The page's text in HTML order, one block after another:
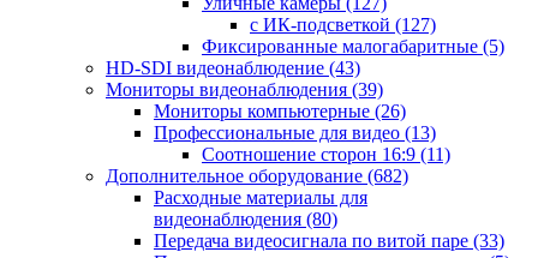
с ИК-подсветкой (127)
Фиксированные малогабаритные (5)
HD-SDI видеонаблюдение (43)
Мониторы видеонаблюдения (39)
Мониторы компьютерные (26)
Профессиональные для видео (13)
Соотношение сторон 16:9 (11)
Дополнительное оборудование (682)
Расходные материалы для
видеонаблюдения (80)
Передача видеосигнала по витой паре (33)